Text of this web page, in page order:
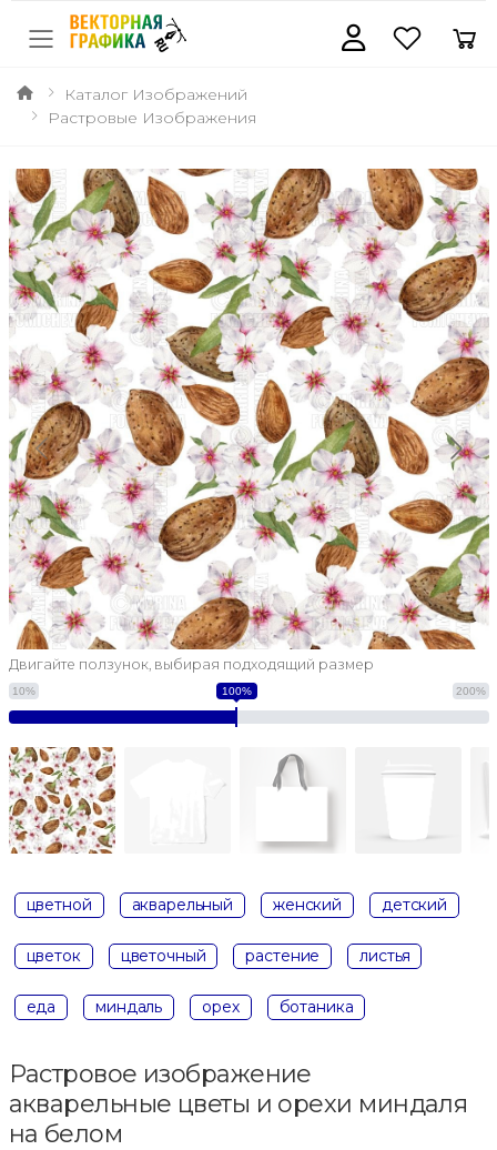
Каталог Изображений
Растровые Изображения
Двигайте ползунок, выбирая подходящий размер
10% 200%
100%
цветной акварельный женский детский
цветок цветочный растение листья
еда миндаль орех ботаника
Растровое изображение
акварельные цветы и орехи миндаля
на белом